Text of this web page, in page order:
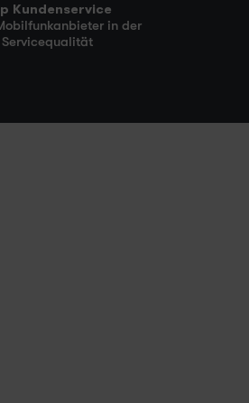
Kundenservice
in der
Servicequalität